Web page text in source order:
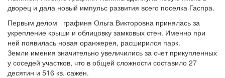
дворец и дала новый импульс развития всего поселка Гаспра.
Первым делом графиня Ольга Викторовна принялась за
укрепление крыши и облицовку замковых стен. Именно при
ней появилась новая оранжерея, расширился парк.
Земли имения значительно увеличились за счет прикупленных
у соседей участков, что в общей сложности составило 27
десятин и 516 кв. сажен.